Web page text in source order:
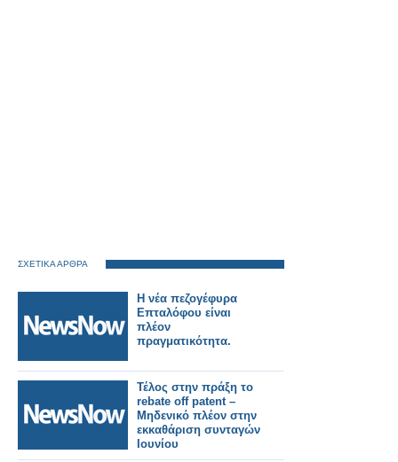
ΣΧΕΤΙΚΑ ΑΡΘΡΑ
Η νέα πεζογέφυρα
Επταλόφου είναι
πλέον
πραγματικότητα.
Τέλος στην πράξη το
rebate off patent –
Μηδενικό πλέον στην
εκκαθάριση συνταγών
Ιουνίου